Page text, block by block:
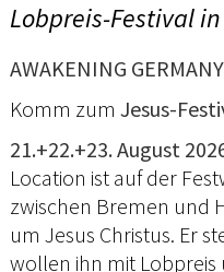
Lobpreis-Festival
AWAKENING GERMANY
Komm zum Jesus-
21.+22.+23. August
Location ist auf der
zwischen Bremen und
um Jesus Christus. Er
wollen ihn mit